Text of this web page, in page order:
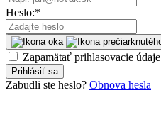
Heslo:*
Zapamätať prihlasovacie údaje
Prihlásiť sa
Zabudli ste heslo? Obnova hesla